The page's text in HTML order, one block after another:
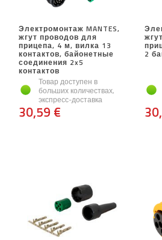
Электромонтаж MANTES,
жгут проводов для
прицепа, 4 м, вилка 13
контактов, байонетные
соединения 2x5
контактов
Товар доступен в
больших количествах,
экспресс-доставка
30,59 €
2